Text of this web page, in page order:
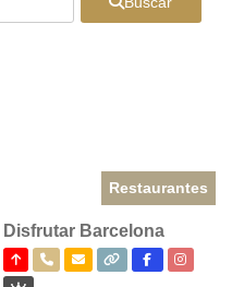
Restaurantes
Disfrutar Barcelona